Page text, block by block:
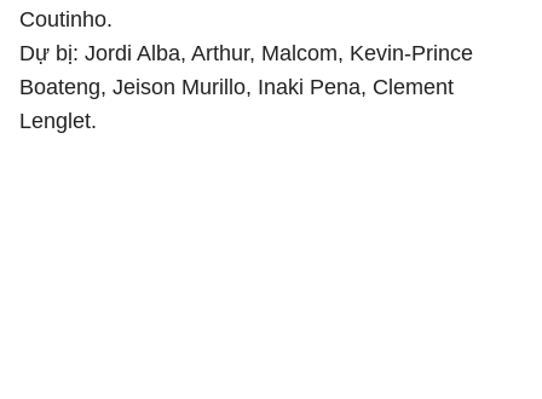
Coutinho.
Dự bị: Jordi Alba, Arthur, Malcom, Kevin-Prince
Boateng, Jeison Murillo, Inaki Pena, Clement
Lenglet.